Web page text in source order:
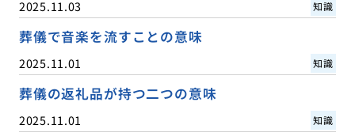
2025.11.03 知識
葬儀で音楽を流すことの意味
2025.11.01 知識
葬儀の返礼品が持つ二つの意味
2025.11.01 知識